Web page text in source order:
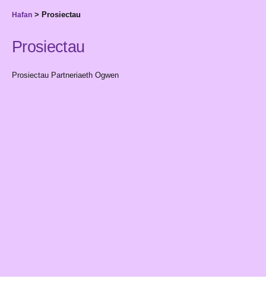
Hafan > Prosiectau
Prosiectau
Prosiectau Partneriaeth Ogwen